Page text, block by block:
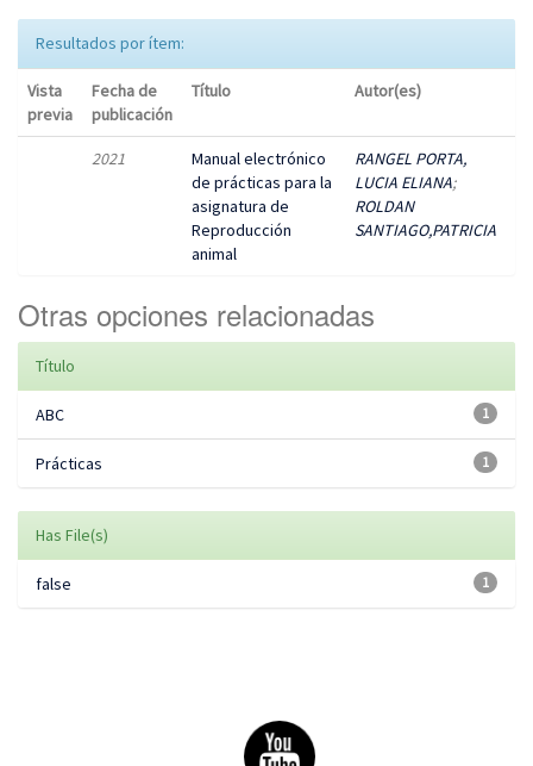
Resultados por ítem:
Vista
previa
Fecha de
publicación
Título Autor(es)
2021
Manual electrónico
de prácticas para la
asignatura de
Reproducción
animal
RANGEL PORTA,
LUCIA ELIANA;
ROLDAN
SANTIAGO,PATRICIA
Otras opciones relacionadas
Título
1
ABC
1
Prácticas
Has File(s)
1
false